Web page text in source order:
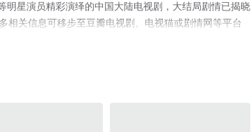
星演员精彩演绎的中国大陆电视剧，大结局剧情已揭晓
相关信息可移步至豆瓣电视剧、电视猫或剧情网等平台